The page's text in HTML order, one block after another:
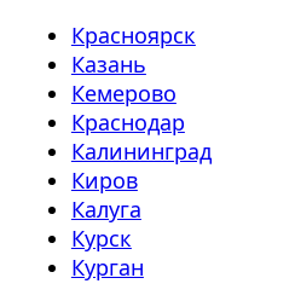
Красноярск
Казань
Кемерово
Краснодар
Калининград
Киров
Калуга
Курск
Курган